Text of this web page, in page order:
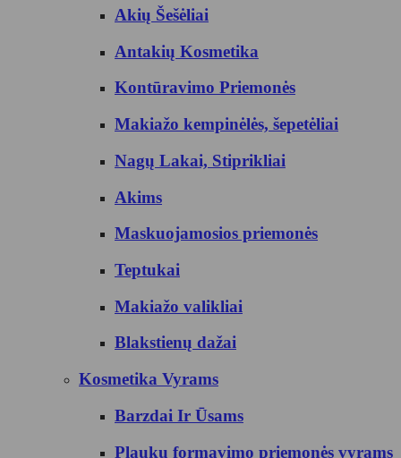
Akių Šešėliai
Antakių Kosmetika
Kontūravimo Priemonės
Makiažo kempinėlės, šepetėliai
Nagų Lakai, Stiprikliai
Akims
Maskuojamosios priemonės
Teptukai
Makiažo valikliai
Blakstienų dažai
Kosmetika Vyrams
Barzdai Ir Ūsams
Plaukų formavimo priemonės vyrams